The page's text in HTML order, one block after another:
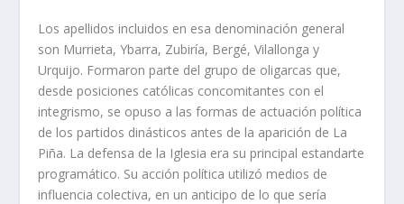
Los apellidos incluidos en esa denominación general
son Murrieta, Ybarra, Zubirí­a, Bergé, Vilallonga y
Urquijo. Formaron parte del grupo de oligarcas que,
desde posiciones católicas concomitantes con el
integrismo, se opuso a las formas de actuación polí­tica
de los partidos dinásticos antes de la aparición de La
Piña. La defensa de la Iglesia era su principal estandarte
programático. Su acción polí­tica utilizó medios de
influencia colectiva, en un anticipo de lo que serí­a